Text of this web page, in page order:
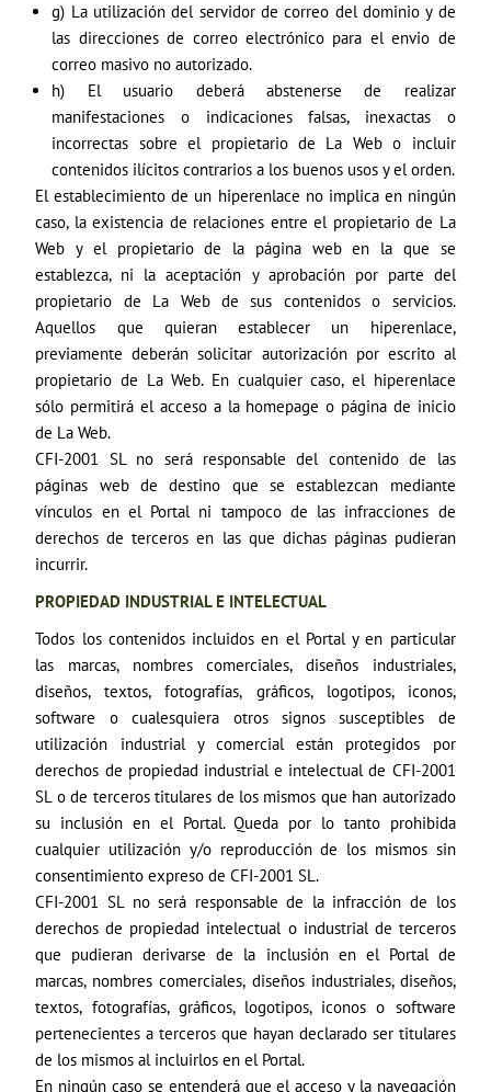
g) La utilización del servidor de correo del dominio y de
las direcciones de correo electrónico para el envio de
correo masivo no autorizado.
h) El usuario deberá abstenerse de realizar
manifestaciones o indicaciones falsas, inexactas o
incorrectas sobre el propietario de La Web o incluir
contenidos ilícitos contrarios a los buenos usos y el orden.
El establecimiento de un hiperenlace no implica en ningún
caso, la existencia de relaciones entre el propietario de La
Web y el propietario de la página web en la que se
establezca, ni la aceptación y aprobación por parte del
propietario de La Web de sus contenidos o servicios.
Aquellos que quieran establecer un hiperenlace,
previamente deberán solicitar autorización por escrito al
propietario de La Web. En cualquier caso, el hiperenlace
sólo permitirá el acceso a la homepage o página de inicio
de La Web.
CFI-2001 SL no será responsable del contenido de las
páginas web de destino que se establezcan mediante
vínculos en el Portal ni tampoco de las infracciones de
derechos de terceros en las que dichas páginas pudieran
incurrir.
PROPIEDAD INDUSTRIAL E INTELECTUAL
Todos los contenidos incluidos en el Portal y en particular
las marcas, nombres comerciales, diseños industriales,
diseños, textos, fotografías, gráficos, logotipos, iconos,
software o cualesquiera otros signos susceptibles de
utilización industrial y comercial están protegidos por
derechos de propiedad industrial e intelectual de CFI-2001
SL o de terceros titulares de los mismos que han autorizado
su inclusión en el Portal. Queda por lo tanto prohibida
cualquier utilización y/o reproducción de los mismos sin
consentimiento expreso de CFI-2001 SL.
CFI-2001 SL no será responsable de la infracción de los
derechos de propiedad intelectual o industrial de terceros
que pudieran derivarse de la inclusión en el Portal de
marcas, nombres comerciales, diseños industriales, diseños,
textos, fotografías, gráficos, logotipos, iconos o software
pertenecientes a terceros que hayan declarado ser titulares
de los mismos al incluirlos en el Portal.
En ningún caso se entenderá que el acceso y la navegación